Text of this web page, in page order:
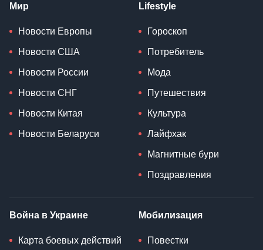
Мир
Новости Европы
Новости США
Новости России
Новости СНГ
Новости Китая
Новости Беларуси
Lifestyle
Гороскоп
Потребитель
Мода
Путешествия
Культура
Лайфхак
Магнитные бури
Поздравления
Война в Украине
Карта боевых действий
Мобилизация
Повестки